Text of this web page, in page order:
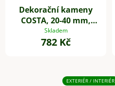
Dekorační kameny
COSTA, 20-40 mm,
plast, černá
Skladem
782 Kč
EXTERIÉR / INTERIÉR